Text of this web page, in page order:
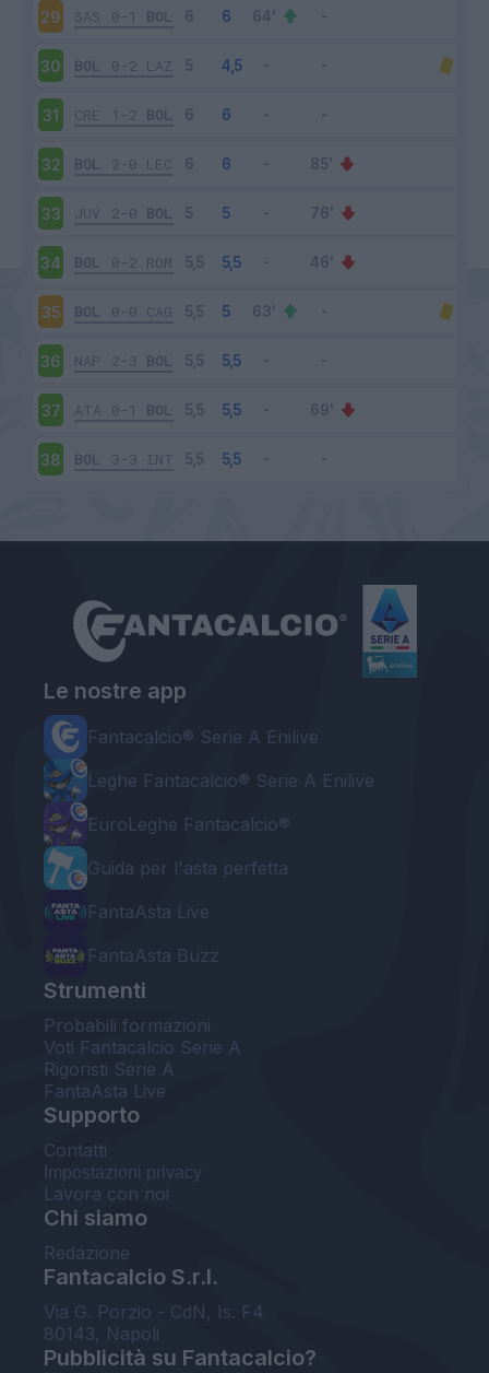
29 SAS 0-1 BOL
30 BOL 0-2 LAZ
31 CRE 1-2 BOL
32 BOL 2-0 LEC
33 JUV 2-0 BOL
34 BOL 0-2 ROM
35 BOL 0-0 CAG
36 NAP 2-3 BOL
37 ATA 0-1 BOL
38 BOL 3-3 INT
Le nostre app
Fantacalcio® Serie A Enilive
Leghe Fantacalcio® Serie A Enilive
EuroLeghe Fantacalcio®
Guida per l'asta perfetta
FantaAsta Live
FantaAsta Buzz
Strumenti
Probabili formazioni
Voti Fantacalcio Serie A
Rigoristi Serie A
FantaAsta Live
Supporto
Contatti
Impostazioni privacy
Lavora con noi
Chi siamo
Redazione
Fantacalcio S.r.l.
Via G. Porzio - CdN, Is. F4
80143, Napoli
Pubblicità su Fantacalcio?